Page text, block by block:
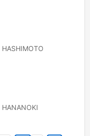
HASHIMOTO
HANANOKI